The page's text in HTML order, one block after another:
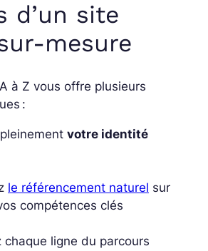
d’un site
mesure
à Z vous offre plusieurs
:
votre identité
le référencement naturel sur
compétences clés
chaque ligne du parcours